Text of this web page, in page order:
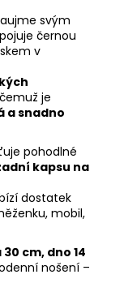
svým
černou
v
je
a snadno
pohodlné
kapsu na
dostatek
mobil,
cm, dno 14
nošení –